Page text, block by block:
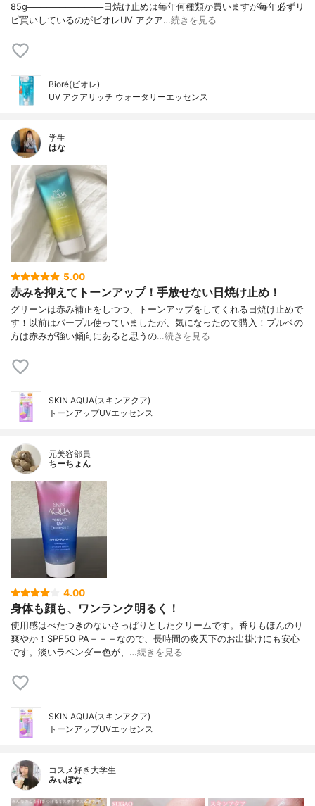
85g────────────日焼け止めは毎年何種類か買いますが毎年必ずリ
ピ買いしているのがビオレUV アクア…続きを見る
Bioré(ビオレ)
UV アクアリッチ ウォータリーエッセンス
学生
はな
5.00
赤みを抑えてトーンアップ！手放せない日焼け止め！
グリーンは赤み補正をしつつ、トーンアップをしてくれる日焼け止めで
す！以前はパープル使っていましたが、気になったので購入！ブルベの
方は赤みが強い傾向にあると思うの…続きを見る
SKIN AQUA(スキンアクア)
トーンアップUVエッセンス
元美容部員
ちーちょん
4.00
身体も顔も、ワンランク明るく！
使用感はべたつきのないさっぱりとしたクリームです。香りもほんのり
爽やか！SPF50 PA＋＋＋なので、長時間の炎天下のお出掛けにも安心
です。淡いラベンダー色が、…続きを見る
SKIN AQUA(スキンアクア)
トーンアップUVエッセンス
コスメ好き大学生
みぃぽな